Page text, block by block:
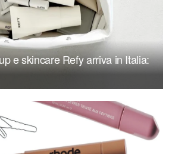
e skincare Refy arriva in Italia: